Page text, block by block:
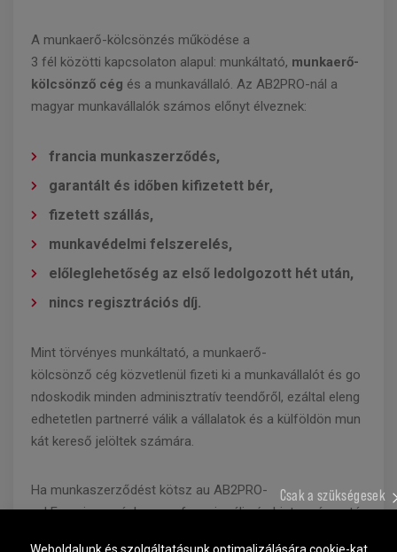
Weboldalunk és szolgáltatásunk optimalizálására cookie-kat
Csak a szükségesek
A munkaerő-kölcsönzés működése a
3 fél közötti kapcsolaton alapul: munkáltató, munkaerő-
kölcsönző cég és a munkavállaló. Az AB2PRO-nál a
magyar munkavállalók számos előnyt élveznek:
francia munkaszerződés,
garantált és időben kifizetett bér,
fizetett szállás,
munkavédelmi felszerelés,
előleglehetőség az első ledolgozott hét után,
nincs regisztrációs díj.
Mint törvényes munkáltató, a munkaerő-
kölcsönző cég közvetlenül fizeti ki a munkavállalót és go
ndoskodik minden adminisztratív teendőről, ezáltal eleng
edhetetlen partnerré válik a vállalatok és a külföldön mun
kát kereső jelöltek számára.
Ha munkaszerződést kötsz au AB2PRO-
val Franciaországban, professzionális és biztonságos tá